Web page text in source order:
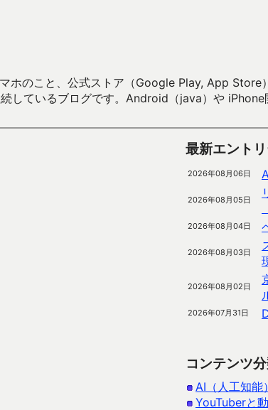
ホのこと、公式ストア（Google Play, App Store
しているブログです。Android（java）や
最新エント
2026年08月06日
2026年08月05日
2026年08月04日
2026年08月03日
2026年08月02日
2026年07月31日
コンテンツ
AI（人工知能
YouTuberと